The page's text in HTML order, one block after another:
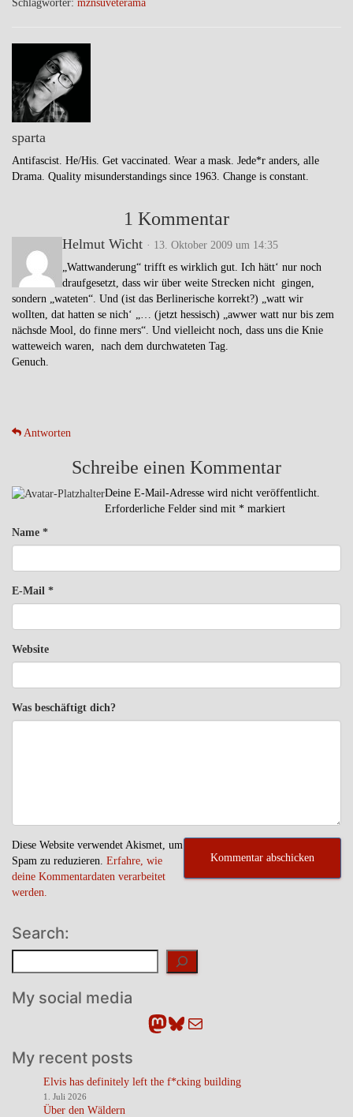
Schlagwörter: mznsuveterama
sparta
Antifascist. He/His. Get vaccinated. Wear a mask. Jede*r anders, alle
Drama. Quality misunderstandings since 1963. Change is constant.
1 Kommentar
Helmut Wicht · 13. Oktober 2009 um 14:35
„Wattwanderung“ trifft es wirklich gut. Ich hätt‘ nur noch
draufgesetzt, dass wir über weite Strecken nicht gingen,
sondern „wateten“. Und (ist das Berlinerische korrekt?) „watt wir
wollten, dat hatten se nich‘ „… (jetzt hessisch) „awwer watt nur bis zem
nächsde Mool, do finne mers“. Und vielleicht noch, dass uns die Knie
watteweich waren, nach dem durchwateten Tag.
Genuch.
Antworten
Schreibe einen Kommentar
Deine E-Mail-Adresse wird nicht veröffentlicht.
Erforderliche Felder sind mit * markiert
Name *
E-Mail *
Website
Was beschäftigt dich?
Diese Website verwendet Akismet, um
Spam zu reduzieren. Erfahre, wie
deine Kommentardaten verarbeitet
werden.
Search:
My social media
Mastodon
Bluesky
E-Mail
My recent posts
Elvis has definitely left the f*cking building
1. Juli 2026
Über den Wäldern